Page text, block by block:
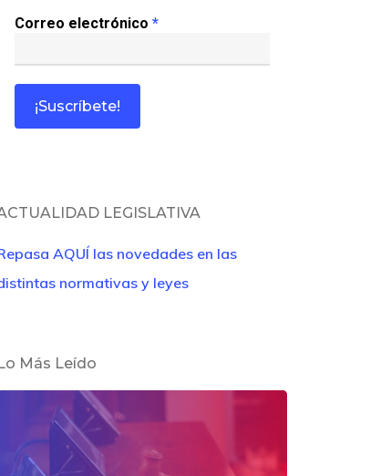
Correo electrónico *
LEGISLATIVA
AQUÍ las novedades en las
normativas y leyes
Más Leído